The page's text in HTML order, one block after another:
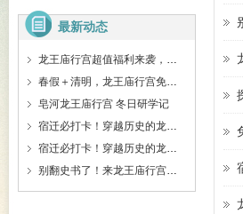
最新动态
龙王庙行宫超值福利来袭，学生免费、门票特惠、拼团精讲等超划算！
春假＋清明，龙王庙行宫免票啦！！
皂河龙王庙行宫 冬日研学记
宿迁必打卡！穿越历史的龙王庙行宫，藏着你不知道的惊喜
宿迁必打卡！穿越历史的龙王庙行宫，藏着你不知道的惊喜
别翻史书了！来龙王庙行宫，让这些守护者告诉你皇家秘密！